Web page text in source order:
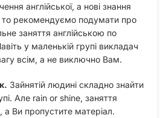
англійської, а нові знання
рекомендуємо подумати про
заняття англійською по
у маленькій групі викладач
всім, а не виключно Вам.
Зайнятій людині складно знайти
Але rain or shine, заняття
а Ви пропустите матеріал.